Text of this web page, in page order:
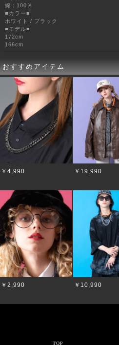
綿：100％
■カラー■
ホワイト / ブラック
■モデル■
172cm
166cm
おすすめアイテム
￥4,990 ￥19,990
￥2,990 ￥10,990
TOP